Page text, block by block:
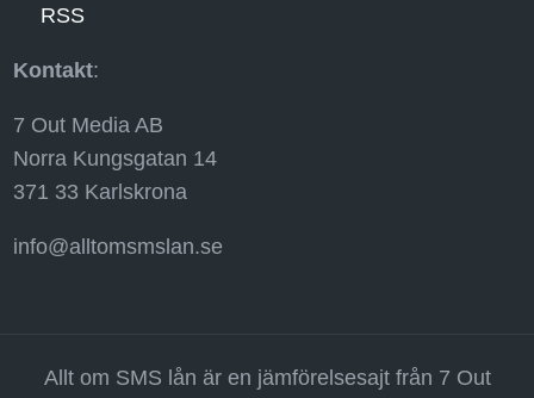
RSS
Kontakt:
7 Out Media AB
Norra Kungsgatan 14
371 33 Karlskrona
info@alltomsmslan.se
Allt om SMS lån är en jämförelsesajt från 7 Out